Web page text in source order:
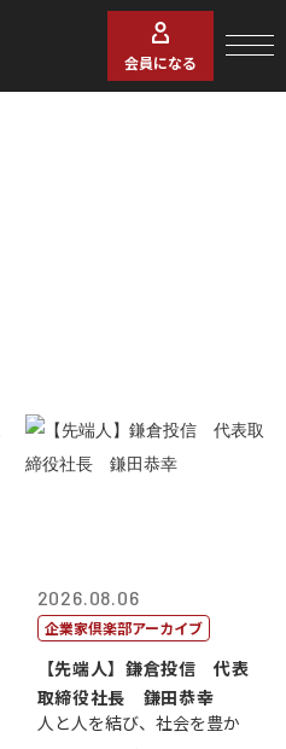
会員になる
2026.08.06
企業家倶楽部アーカイブ
【先端人】鎌倉投信 代表
取締役社長 鎌田恭幸
人と人を結び、社会を豊か